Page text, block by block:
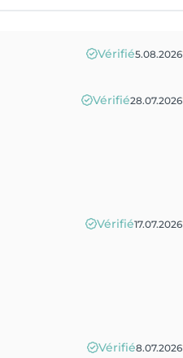
Vérifié5.08.2026
Vérifié28.07.2026
Vérifié17.07.2026
Vérifié8.07.2026